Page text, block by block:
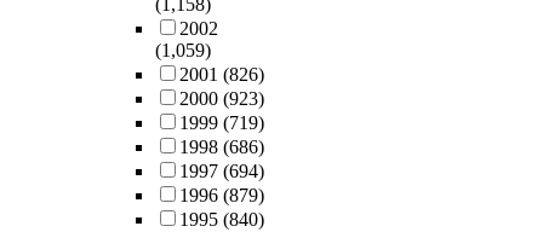
(1,158)
2002
(1,059)
2001 (826)
2000 (923)
1999 (719)
1998 (686)
1997 (694)
1996 (879)
1995 (840)